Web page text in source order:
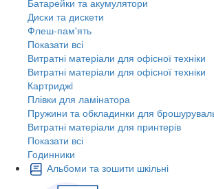
Диски та дискети
Флеш-пам'ять
Показати всі
Витратні матеріали для офісної техніки
Витратні матеріали для офісної техніки
Картриджi
Плівки для ламінатора
Пружини та обкладинки для
Витратні матеріали для принтерів
Показати всі
Годинники
Альбоми та зошити шкільні